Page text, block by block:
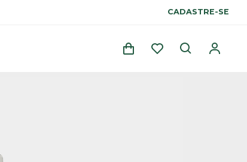
CADASTRE-SE